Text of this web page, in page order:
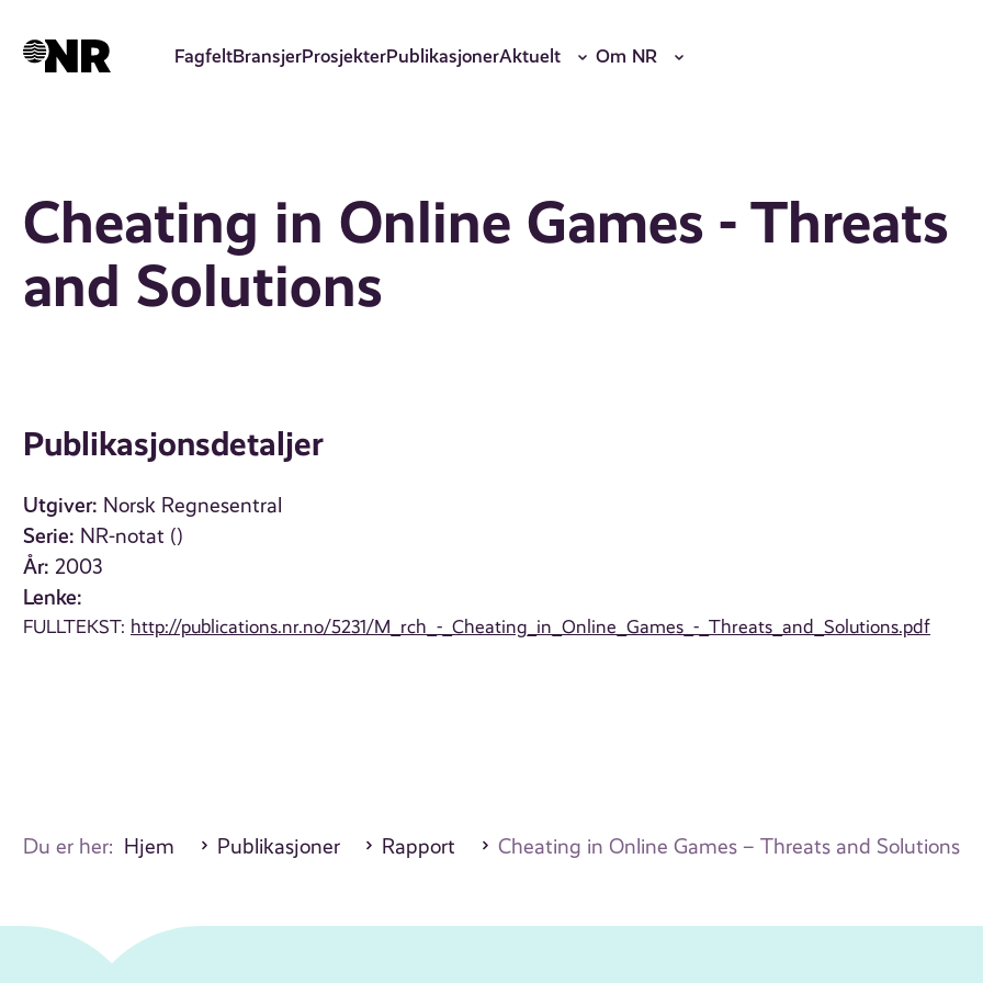
hovedinnhold
FagfeltBransjerProsjekterPublikasjonerAktuelt Om NR
Cheating in Online Games - Threats
and Solutions
Publikasjonsdetaljer
Utgiver: Norsk Regnesentral
Serie: NR-notat ()
År: 2003
Lenke:
FULLTEKST: http://publications.nr.no/5231/M_rch_-_Cheating_in_Online_Games_-_Threats_and_Solutions.pdf
Du er her: Hjem Publikasjoner Rapport Cheating in Online Games – Threats and Solutions